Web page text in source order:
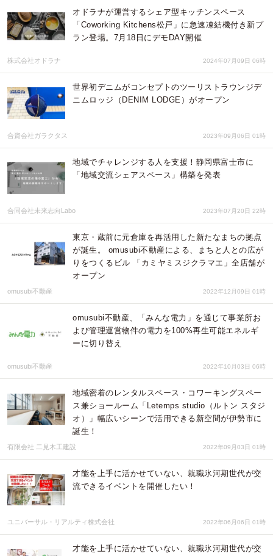
オドラナが運営するシェア型キッチンスペース
「Coworking Kitchens松戸」に急速凍結機付き新プ
ラン登場。7月18日にデモDAY開催
株式会社オドラナ 2024年07月09日 06時
世界初デニムがコンセプトのツーリストラウンジデ
ニムロッジ（DENIM LODGE）がオープン
合資会社ガラクタス 2023年09月06日 01時
地域でチャレンジする人を支援！静岡県富士市に
「地域交流シェアスペース」構築を発表
合同会社未来志向Labo 2023年07月20日 22時
東京・蔵前に元倉庫を再活用した新たなまちの拠点
が誕生。 omusubi不動産による、まちと人との広が
りをつくるビル 「カミヤミスジクラマエ」全店舗が
オープン
omusubi不動産 2022年12月09日 01時
omusubi不動産、「みんな電力」を通じて事業所お
よび管理運営物件の電力を100%再生可能エネルギ
ーに切り替え
omusubi不動産 2022年10月03日 06時
地域密着のレンタルスペース・コワーキングスペー
ス兼ショールーム「Letemps studio（ルトン スタジ
オ）」幅広いシーンで活用できる新空間が伊勢市に
誕生！
有限会社 二見木工建設 2022年09月03日 01時
才能を上手に活かせていない、就職氷河期世代が交
流できるイベントを開催したい！
ユニバーサル・リアルティ株式会社 2022年06月06日 01時
才能を上手に活かせていない、就職氷河期世代が交